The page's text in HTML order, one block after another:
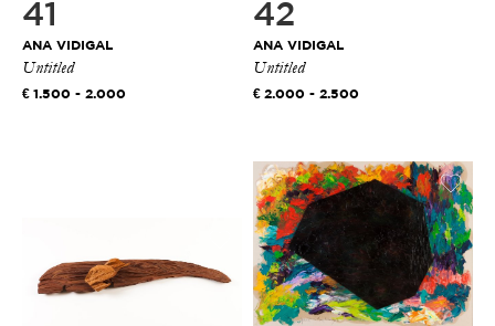
41
ANA VIDIGAL
Untitled
1.500 - 2.000
42
ANA VIDIGAL
Untitled
2.000 - 2.500